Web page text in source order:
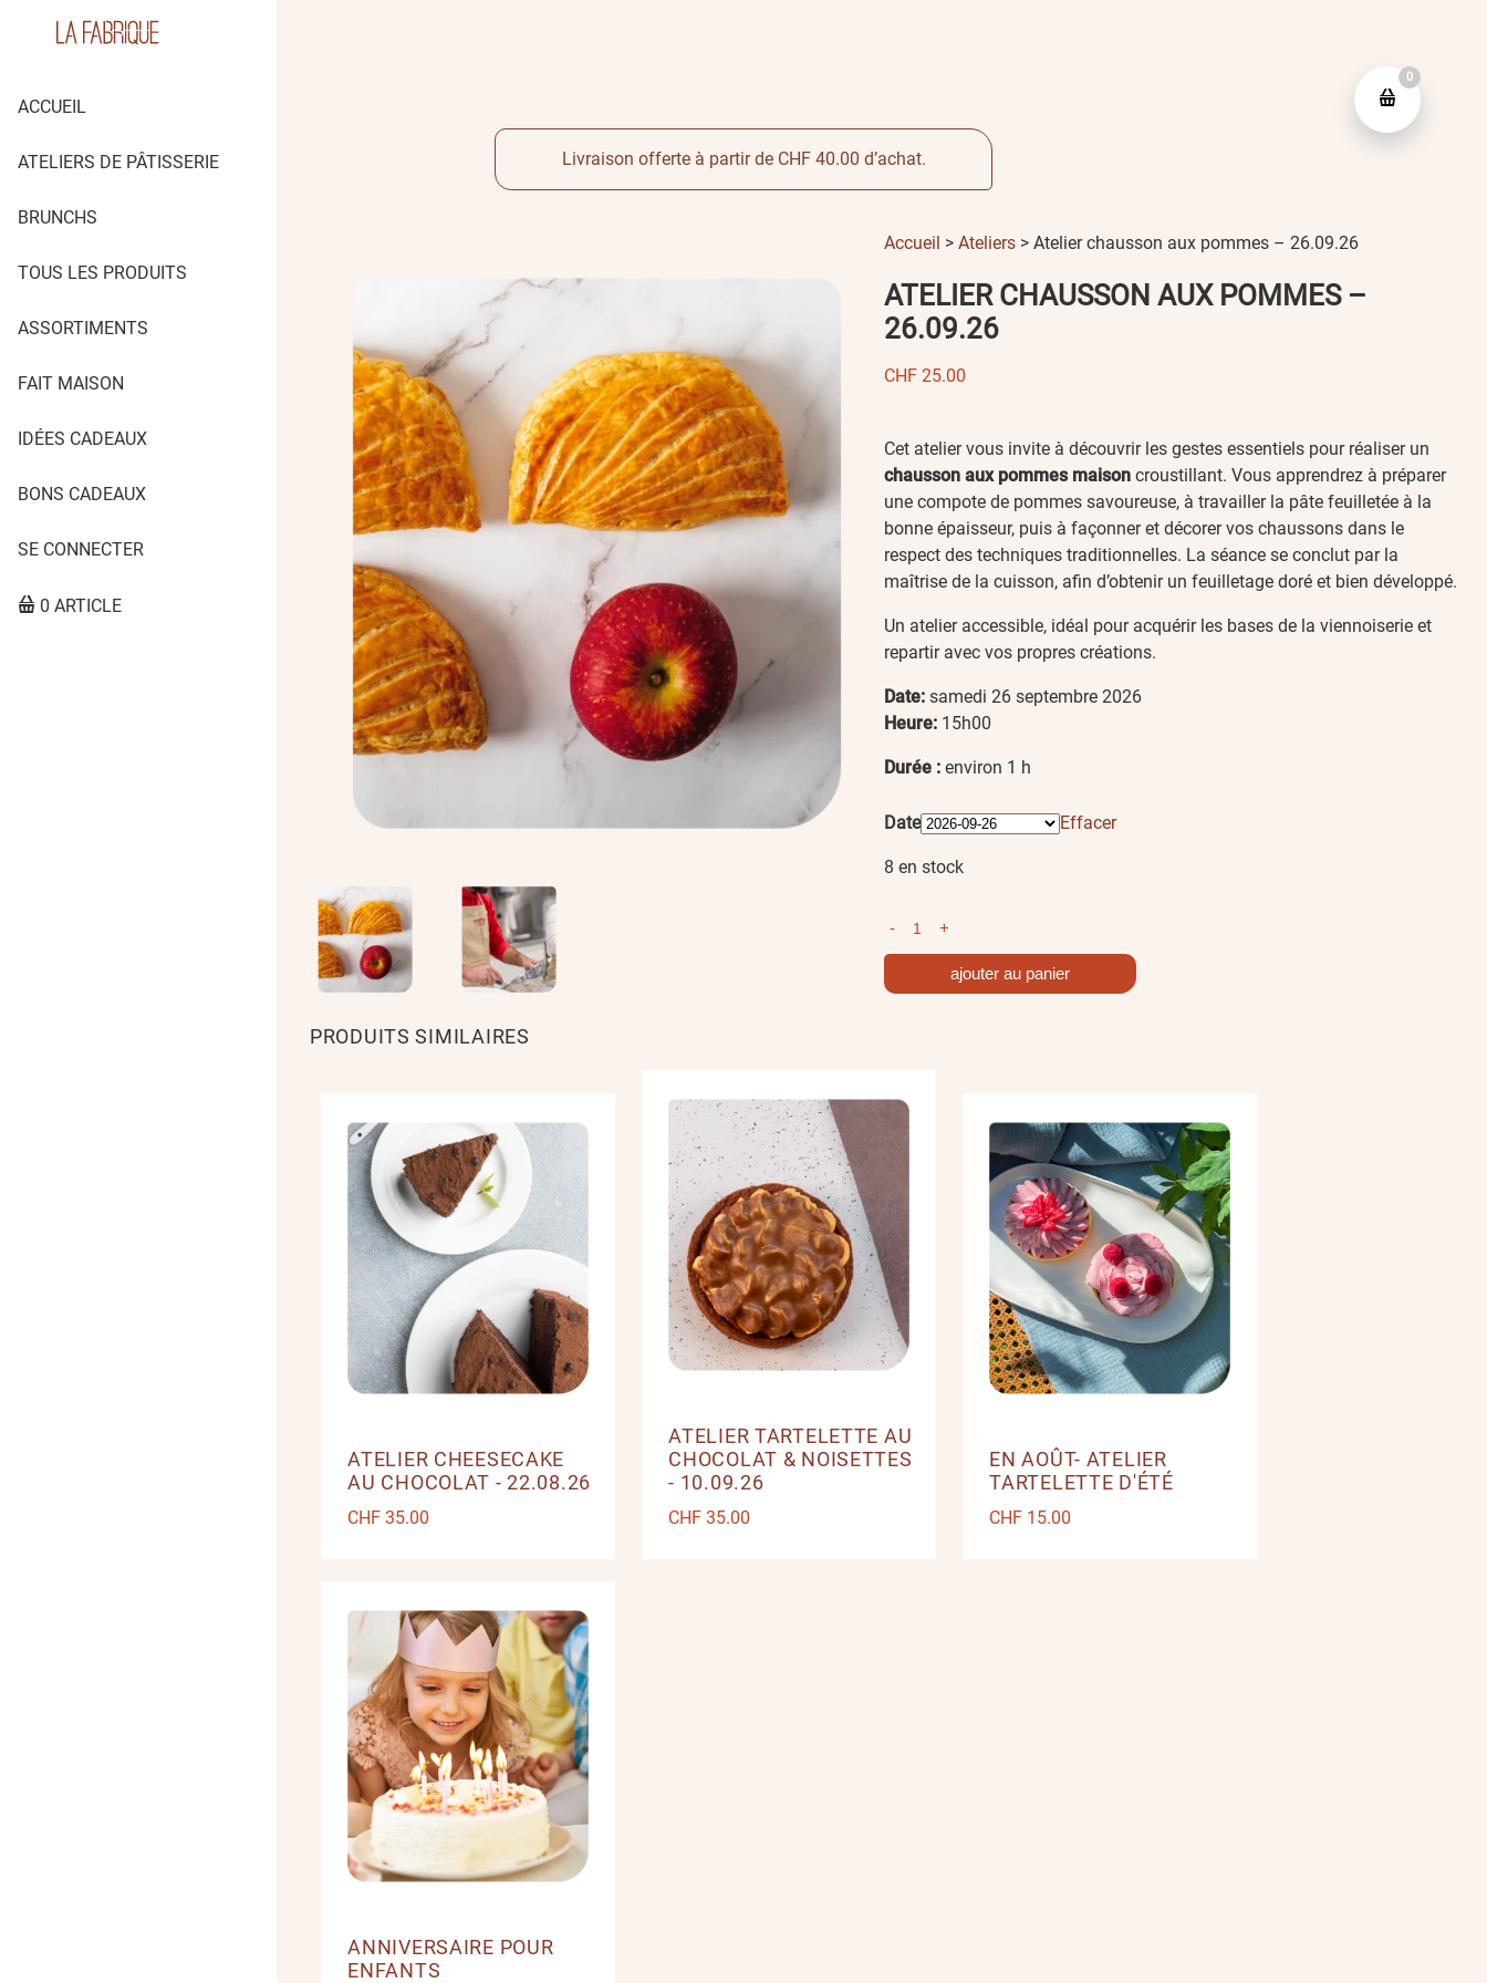
ACCUEIL
ATELIERS DE PÂTISSERIE
BRUNCHS
TOUS LES PRODUITS
ASSORTIMENTS
FAIT MAISON
IDÉES CADEAUX
BONS CADEAUX
SE CONNECTER
0 ARTICLE
Livraison offerte à partir de CHF 40.00 d’achat.
Accueil > Ateliers> Atelier chausson aux pommes – 26.09.26
ATELIER CHAUSSON AUX POMMES –
26.09.26
CHF25.00
Cet atelier vous invite à découvrir les gestes essentiels pour réaliser un
chausson aux pommes maisoncroustillant. Vous apprendrez à préparer
une compote de pommes savoureuse, à travailler la pâte feuilletée à la
bonne épaisseur, puis à façonner et décorer vos chaussons dans le
respect des techniques traditionnelles. La séance se conclut par la
maîtrise de la cuisson, afin d’obtenir un feuilletage doré et bien développé.
Un atelier accessible, idéal pour acquérir les bases de la viennoiserie et
repartir avec vos propres créations.
Date:samedi 26 septembre 2026
Heure: 15h00
Durée :environ 1 h
Date Effacer
8 en stock
- +
ajouter au panier
PRODUITS SIMILAIRES
ATELIER CHEESECAKE
AU CHOCOLAT - 22.08.26
CHF 35.00
ATELIER TARTELETTE AU
CHOCOLAT & NOISETTES
- 10.09.26
CHF 35.00
EN AOÛT- ATELIER
TARTELETTE D'ÉTÉ
CHF 15.00
ANNIVERSAIRE POUR
ENFANTS
0